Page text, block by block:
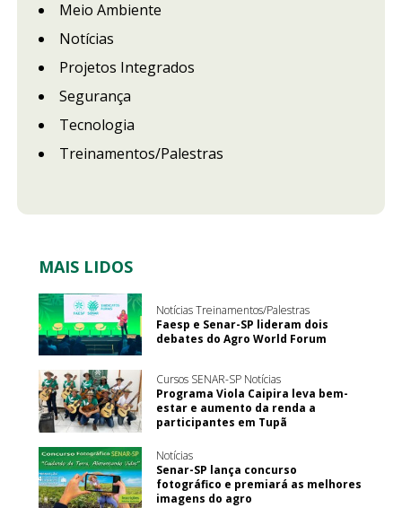
Meio Ambiente
Notícias
Projetos Integrados
Segurança
Tecnologia
Treinamentos/Palestras
MAIS LIDOS
Notícias Treinamentos/Palestras
Faesp e Senar-SP lideram dois
debates do Agro World Forum
Cursos SENAR-SP Notícias
Programa Viola Caipira leva bem-
estar e aumento da renda a
participantes em Tupã
Notícias
Senar-SP lança concurso
fotográfico e premiará as melhores
imagens do agro